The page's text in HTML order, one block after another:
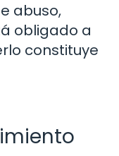
abuso,
obligado a
constituye